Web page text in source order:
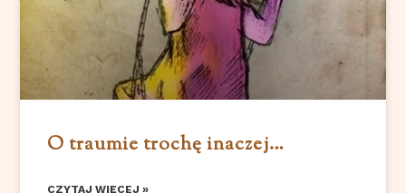
O traumie trochę inaczej…
CZYTAJ WIĘCEJ »